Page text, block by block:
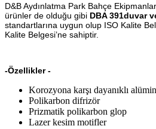
D&B Aydınlatma Park Bahçe
ürünler de olduğu gibi DBA 391duvar
standartlarına uygun olup ISO Kalite
Kalite Belgesi’ne sahiptir.
-Özellikler -
Korozyona karşı dayanıklı
Polikarbon difrizör
Prizmatik polikarbon glop
Lazer kesim motifler